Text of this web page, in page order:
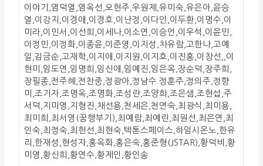
이야기,염덕열,염옥선,오현주,우원제,유미숙,유은아,윤승
열,이강지,이경애,이경호,이난정,이다인,이두환,이명수,이
미라,이민서,이선희,이세나,이소연,이승언,이우석,이윤민,
이정민,이정화,이종윤,이준영,이지성,차유람,고한나,고예
일,김금순,고재학,이지애,이지원,이지호,이진홍,이창선,,이
현미,임도연,임명희,임신애,임예진,임은옥,장순덕,장주희,
장필종,전주혜,전찬중,정광아,정남수.정훈주,정의주,정향
미,조기자,조명옥,조명화,조성란,조양희,조은샘,조현섭,주
서덕,지미영,지형진,채선용,천세은,천연숙,최광식,최미용,
최미희,최서영(꿈행부기),최예람,최예린,최원선,최은연,최
인숙,최정숙,최헌선,최현숙,텍톤스페이스,하임시온노,한유
리,한재성,현성자,홍옥화,홍은숙,홍준형(JSTAR),황덕비,황
미영,황신희,황연수,황제인,황인송